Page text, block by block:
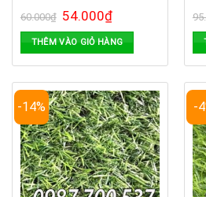
60.000₫ 54.000₫
THÊM VÀO GIỎ HÀNG
-14% -